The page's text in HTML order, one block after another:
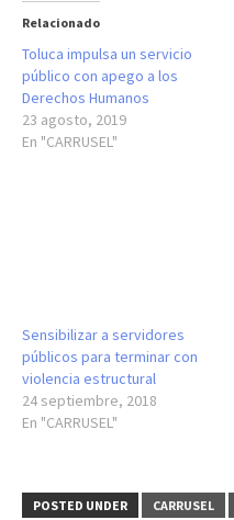
Relacionado
Toluca impulsa un servicio
público con apego a los
Derechos Humanos
23 agosto, 2019
En "CARRUSEL"
Sensibilizar a servidores
públicos para terminar con
violencia estructural
24 septiembre, 2018
En "CARRUSEL"
POSTED UNDER CARRUSEL